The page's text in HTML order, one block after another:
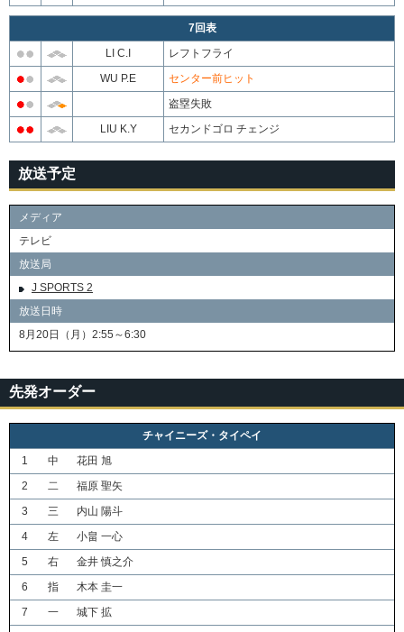
7回表
LI C.I
レフトフライ
WU P.E
センター前ヒット
盗塁失敗
LIU K.Y
セカンドゴロ チェンジ
放送予定
メディア
テレビ
放送局
J SPORTS 2
放送日時
8月20日（月）2:55～6:30
先発オーダー
チャイニーズ・タイペイ
1
中
花田 旭
2
二
福原 聖矢
3
三
内山 陽斗
4
左
小畠 一心
5
右
金井 慎之介
6
指
木本 圭一
7
一
城下 拡